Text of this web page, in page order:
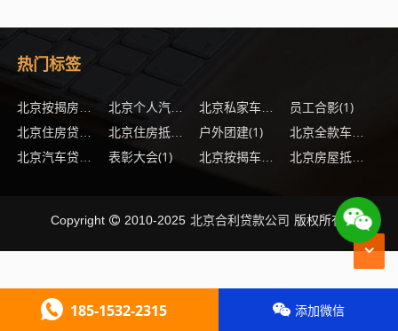
热门标签
(2)
北京个人汽车抵押贷款办理流程 (1)
北京私家车贷款怎么办理 (1)
员工合影(1)
(1) 北京住房抵押贷款怎么提高通过率 (1)
户外团建(1)
(1)
表彰大会(1) 北京按揭车抵押贷款最多能贷多少
Copyright 2010-2025 北京合利贷款公司 版权所有.
185-1532-2315 添加微信